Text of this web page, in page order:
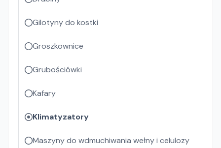
Gilotyny do kostki
Groszkownice
Grubościówki
Kafary
Klimatyzatory
Maszyny do wdmuchiwania wełny i celulozy